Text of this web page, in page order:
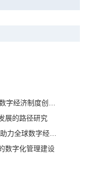
度创新路径研究
展的路径研究
经济标杆城市建设
数字化管理建设